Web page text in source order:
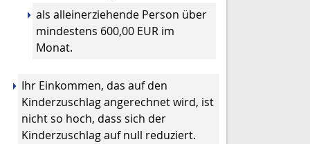
als alleinerziehende Person über
mindestens 600,00 EUR im
Monat.
Ihr Einkommen, das auf den
Kinderzuschlag angerechnet wird, ist
nicht so hoch, dass sich der
Kinderzuschlag auf null reduziert.